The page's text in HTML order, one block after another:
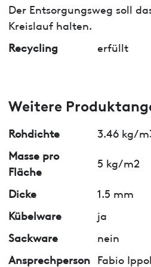
Der Entsorgungsweg soll
Kreislauf halten.
Recycling
erfüllt
Weitere
Rohdichte
3.46 kg/
Masse pro
Fläche
5 kg/m2
Dicke
1.5 mm
Kübelware
ja
Sackware
nein
Ansprechperson Fabio